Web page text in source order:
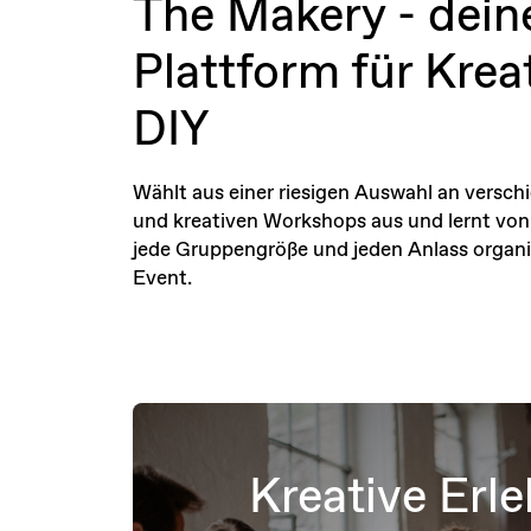
The Makery -
Plattform für
DIY
Wählt aus einer riesigen Auswahl an
und kreativen Workshops aus und lernt
jede Gruppengröße und jeden Anlass
Event.
Kreative